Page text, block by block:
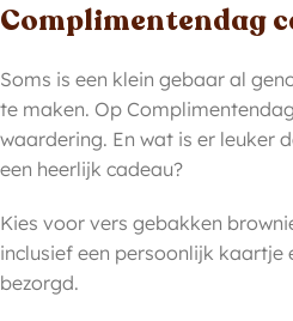
Complimentendag
Soms is een klein gebaar al
te maken. Op
waardering. En wat is er leuker
een heerlijk cadeau?
Kies voor vers gebakken
inclusief een persoonlijk
bezorgd.